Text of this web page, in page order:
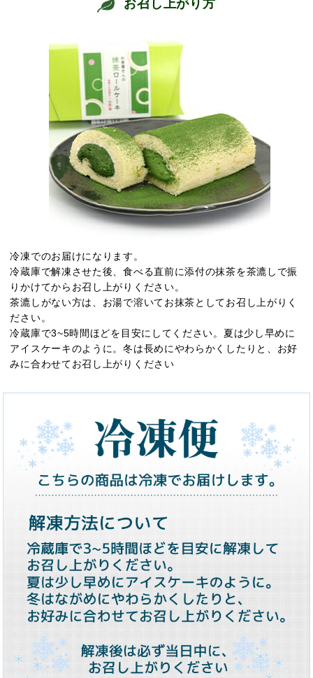
お召し上がり方
冷凍でのお届けになります。
冷蔵庫で解凍させた後、食べる直前に添付の抹茶を茶漉しで振
りかけてからお召し上がりください。
茶漉しがない方は、お湯で溶いてお抹茶としてお召し上がりく
ださい。
冷蔵庫で3~5時間ほどを目安にしてください。夏は少し早めに
アイスケーキのように。冬は長めにやわらかくしたりと、お好
みに合わせてお召し上がりください